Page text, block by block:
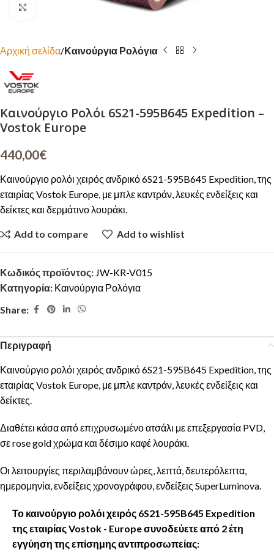
Αρχική σελίδα Καινούργια Ρολόγια
Καινούργιο Ρολόι 6S21-595B645 Expedition –
Vostok Europe
440,00€
Καινούργιο ρολόι χειρός ανδρικό 6S21-595B645 Expedition, της
εταιρίας Vostok Europe, με μπλε καντράν, λευκές ενδείξεις και
δείκτες και δερμάτινο λουράκι.
Add to compare Add to wishlist
Κωδικός προϊόντος: JW-KR-V015
Κατηγορία: Καινούργια Ρολόγια
Share:
Περιγραφή
Καινούργιο ρολόι χειρός ανδρικό 6S21-595B645 Expedition, της
εταιρίας Vostok Europe, με μπλε καντράν, λευκές ενδείξεις και
δείκτες.
Διαθέτει κάσα από επιχρυσωμένο ατσάλι με επεξεργασία PVD,
σε rose gold χρώμα και δέσιμο καφέ λουράκι.
Οι λειτουργίες περιλαμβάνουν ώρες, λεπτά, δευτερόλεπτα,
ημερομηνία, ενδείξεις χρονογράφου, ενδείξεις SuperLuminova.
Το καινούργιο ρολόι χειρός 6S21-595B645 Expedition
της εταιρίας Vostok - Europe συνοδεύετε από 2 έτη
εγγύηση της επίσημης αντιπροσωπείας: